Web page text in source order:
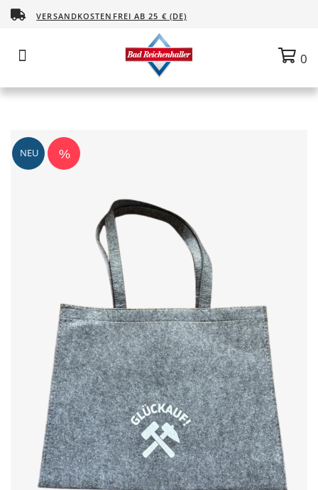
VERSANDKOSTENFREI AB 25 € (DE)
%
NEU